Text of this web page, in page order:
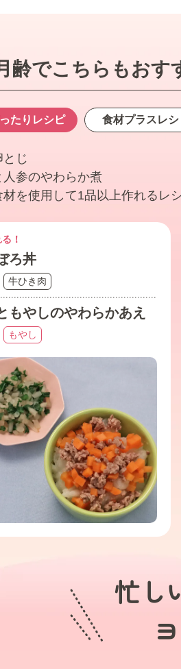
齢でこちらもおす
たり レシピ 食材プラスレ
じ
人参のやわらか煮
材を使用して1品以上作れるレ
！
ろ丼
牛ひき肉
もやしのやわらかあえ
もやし
忙し